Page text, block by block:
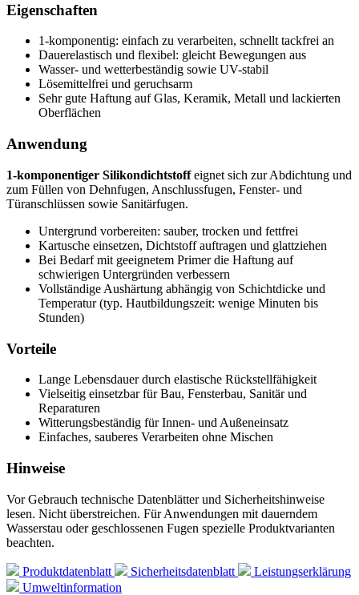
Eigenschaften
1-komponentig: einfach zu verarbeiten, schnellt tackfrei an
Dauerelastisch und flexibel: gleicht Bewegungen aus
Wasser- und wetterbeständig sowie UV-stabil
Lösemittelfrei und geruchsarm
Sehr gute Haftung auf Glas, Keramik, Metall und lackierten
Oberflächen
Anwendung
1-komponentiger Silikondichtstoffeignet sich zur Abdichtung und
zum Füllen von Dehnfugen, Anschlussfugen, Fenster- und
Türanschlüssen sowie Sanitärfugen.
Untergrund vorbereiten: sauber, trocken und fettfrei
Kartusche einsetzen, Dichtstoff auftragen und glattziehen
Bei Bedarf mit geeignetem Primer die Haftung auf
schwierigen Untergründen verbessern
Vollständige Aushärtung abhängig von Schichtdicke und
Temperatur (typ. Hautbildungszeit: wenige Minuten bis
Stunden)
Vorteile
Lange Lebensdauer durch elastische Rückstellfähigkeit
Vielseitig einsetzbar für Bau, Fensterbau, Sanitär und
Reparaturen
Witterungsbeständig für Innen- und Außeneinsatz
Einfaches, sauberes Verarbeiten ohne Mischen
Hinweise
Vor Gebrauch technische Datenblätter und Sicherheitshinweise
lesen. Nicht überstreichen. Für Anwendungen mit dauerndem
Wasserstau oder geschlossenen Fugen spezielle Produktvarianten
beachten.
Produktdatenblatt Sicherheitsdatenblatt
Leistungserklärung
Umweltinformation